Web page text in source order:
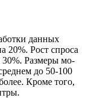
дан­ных
20%. Рост спро­са
30%. Раз­ме­ры мо­
до 50-100
Кро­ме то­го,